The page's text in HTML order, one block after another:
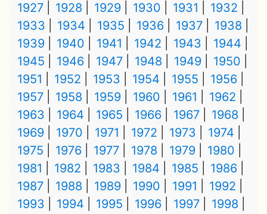
1927
1928 1929 1930 1931
1932
1933
1934 1935 1936 1937
1938
1939
1940 1941 1942 1943
1944
1945
1946 1947 1948 1949
1950
1951
1952 1953 1954 1955
1956
1957
1958 1959 1960 1961
1962
1963
1964 1965 1966 1967
1968
1969
1970 1971 1972 1973
1974
1975
1976 1977 1978 1979
1980
1981
1982 1983 1984 1985
1986
1987
1988 1989 1990 1991
1992
1993
1994 1995 1996 1997
1998